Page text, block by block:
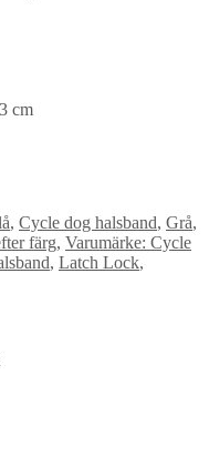
cm
, Cycle dog halsband, Grå,
färg, Varumärke: Cycle
, Latch Lock,